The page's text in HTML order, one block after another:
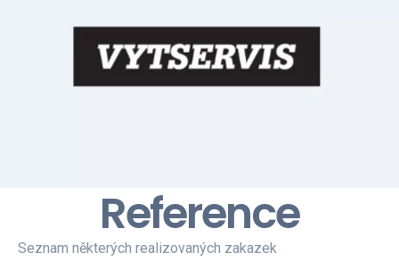
Reference
Seznam některých realizovaných zakazek